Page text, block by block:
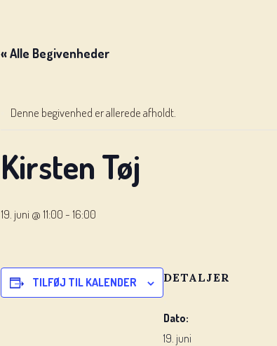
« Alle Begivenheder
Denne begivenhed er allerede afholdt.
Kirsten Tøj
19. juni @ 11:00 -16:00
TILFØJ TIL KALENDER DETALJER
Dato:
19. juni